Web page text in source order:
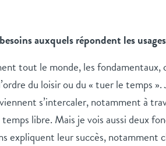
auxquels répondent les
tout le monde, les fondamentaux,
du loisir ou du « tuer le temps
s’intercaler, notamment à
libre. Mais je vois aussi deux
expliquent leur succès, notamment